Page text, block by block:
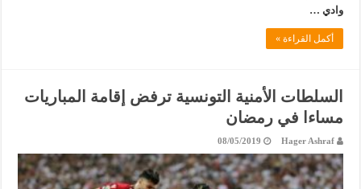
وادي …
أكمل القراءة »
السلطات الأمنية التونسية ترفض إقامة المباريات
مساءا في رمضان
Hager Ashraf
08/05/2019